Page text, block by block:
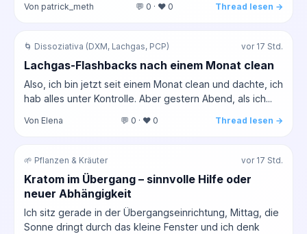
Von patrick_meth 💬 0 · ❤️ 0 Thread lesen →
🌀 Dissoziativa (DXM, Lachgas, PCP) vor 17 Std.
Lachgas-Flashbacks nach einem Monat clean
Also, ich bin jetzt seit einem Monat clean und dachte, ich
hab alles unter Kontrolle. Aber gestern Abend, als ich...
Von Elena 💬 0 · ❤️ 0 Thread lesen →
🌱 Pflanzen & Kräuter vor 17 Std.
Kratom im Übergang – sinnvolle Hilfe oder
neuer Abhängigkeit
Ich sitz gerade in der Übergangseinrichtung, Mittag, die
Sonne dringt durch das kleine Fenster und ich denk